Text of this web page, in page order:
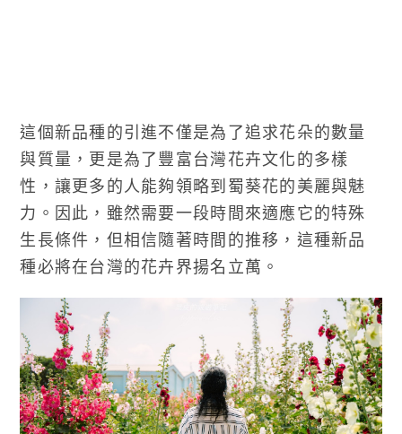
這個新品種的引進不僅是為了追求花朵的數量
與質量，更是為了豐富台灣花卉文化的多樣
性，讓更多的人能夠領略到蜀葵花的美麗與魅
力。因此，雖然需要一段時間來適應它的特殊
生長條件，但相信隨著時間的推移，這種新品
種必將在台灣的花卉界揚名立萬。